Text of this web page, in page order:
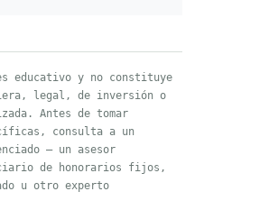
educativo y no constituye
legal, de inversión o
Antes de tomar
consulta a un
— un asesor
de honorarios fijos,
u otro experto